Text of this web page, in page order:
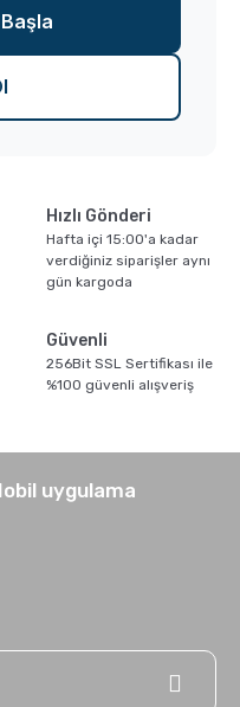
Hızlı Gönderi
Hafta içi 15:00'a kadar
verdiğiniz siparişler aynı
gün kargoda
Güvenli
256Bit SSL Sertifikası ile
%100 güvenli alışveriş
uygulama